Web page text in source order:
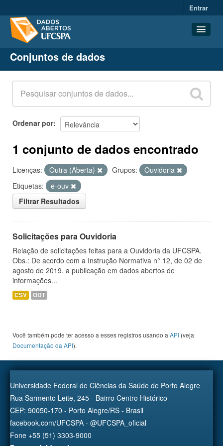
Entrar
Conjuntos de dados
Organizações
Grupos
Sobre
Conjuntos de dados
Ordenar por
1 conjunto de dados encontrado
Licenças: Outra (Aberta) Grupos:
Ouvidoria
Etiquetas:
e-ouv
Filtrar Resultados
Solicitações para Ouvidoria
Relação de solicitações feitas para a Ouvidoria da UFCSPA.
Obs.: De acordo com a Instrução Normativa n° 12, de 02 de
agosto de 2019, a publicação em dados abertos de
informações...
CSV ODT
Você também pode ter acesso a esses registros usando a API (veja
Documentação da API).
Universidade Federal de Ciências da Saúde de Porto Alegre
Rua Sarmento Leite, 245 - Bairro Centro Histórico
CEP: 90050-170 - Porto Alegre/RS - Brasil
facebook.com/UFCSPA - @UFCSPA_oficial
Fone +55 (51) 3303-9000